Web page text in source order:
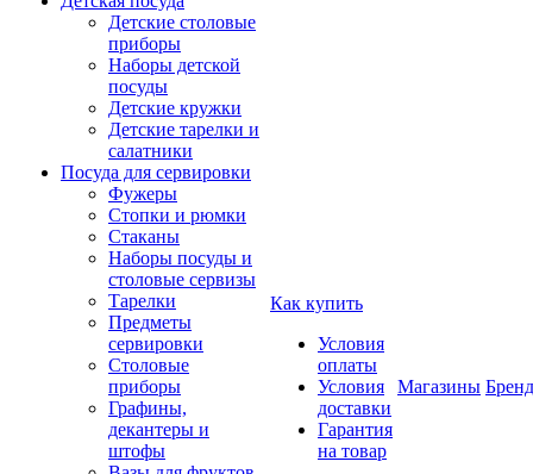
Детские столовые
приборы
Наборы детской
посуды
Детские кружки
Детские тарелки и
салатники
Посуда для сервировки
Фужеры
Стопки и рюмки
Стаканы
Наборы посуды и
столовые сервизы
Тарелки
Предметы
сервировки
Столовые
приборы
Графины,
декантеры и
штофы
Как купить
Условия
оплаты
Условия
доставки
Гарантия
на товар
Магазины